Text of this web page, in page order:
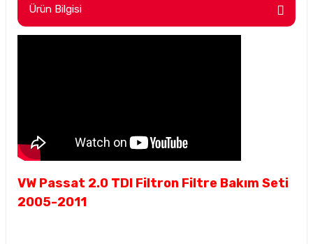
Ürün Bilgisi
VW Passat 2.0 TDI Filtron Filtre Bakım Seti
2005-2011